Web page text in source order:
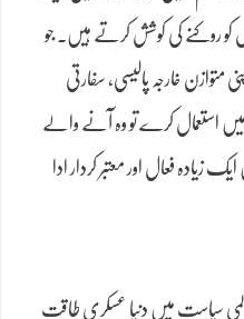
کو روکنے کی کوشش کرتے ہیں۔ جو
خارجہ پالیسی، سفارتی
میں استعمال کرے تو وہ آنے والے
فعال اور معتبر کردار ادا
سیاست میں دنیا عسکری طاقت